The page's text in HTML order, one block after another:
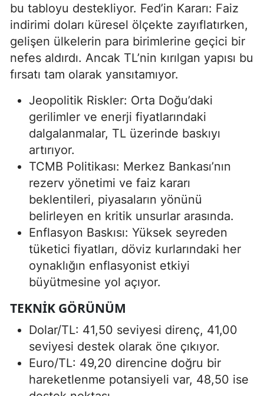
bu tabloyu destekliyor. Fed’in Kararı: Faiz
indirimi doları küresel ölçekte zayıflatırken,
gelişen ülkelerin para birimlerine geçici bir
nefes aldırdı. Ancak TL’nin kırılgan yapısı bu
fırsatı tam olarak yansıtamıyor.
Jeopolitik Riskler: Orta Doğu’daki
gerilimler ve enerji fiyatlarındaki
dalgalanmalar, TL üzerinde baskıyı
artırıyor.
TCMB Politikası: Merkez Bankası’nın
rezerv yönetimi ve faiz kararı
beklentileri, piyasaların yönünü
belirleyen en kritik unsurlar arasında.
Enflasyon Baskısı: Yüksek seyreden
tüketici fiyatları, döviz kurlarındaki her
oynaklığın enflasyonist etkiyi
büyütmesine yol açıyor.
TEKNIK GÖRÜNÜM
Dolar/TL: 41,50 seviyesi direnç, 41,00
seviyesi destek olarak öne çıkıyor.
Euro/TL: 49,20 direncine doğru bir
hareketlenme potansiyeli var, 48,50 ise